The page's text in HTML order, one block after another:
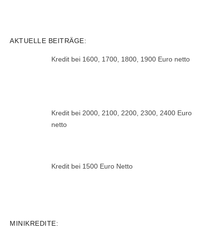
AKTUELLE BEITRÄGE:
Kredit bei 1600, 1700, 1800, 1900 Euro netto
Kredit bei 2000, 2100, 2200, 2300, 2400 Euro
netto
Kredit bei 1500 Euro Netto
MINIKREDITE: